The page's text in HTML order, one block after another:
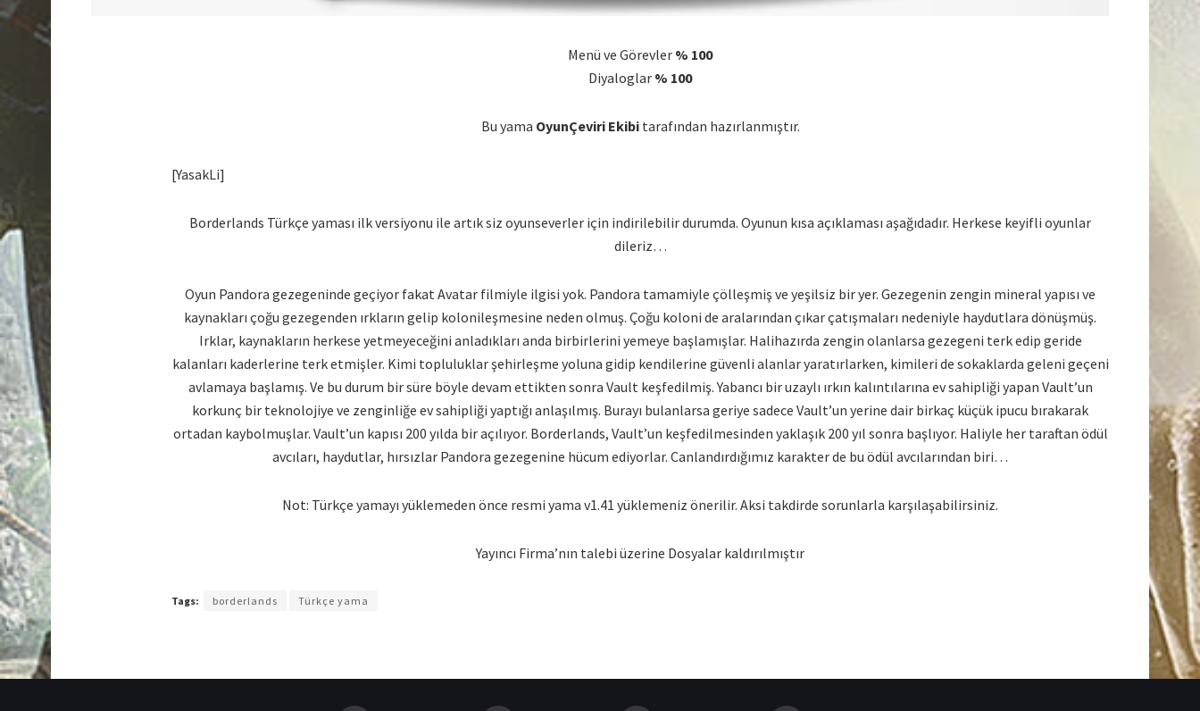
Menü ve Görevler % 100
Diyaloglar % 100
Bu yama OyunÇeviri Ekibi tarafından hazırlanmıştır.
[YasakLi]
Borderlands Türkçe yaması ilk versiyonu ile artık siz oyunseverler için indirilebilir durumda. Oyunun kısa açıklaması aşağıdadır. Herkese keyifli oyunlar
dileriz…
Oyun Pandora gezegeninde geçiyor fakat Avatar filmiyle ilgisi yok. Pandora tamamiyle çölleşmiş ve yeşilsiz bir yer. Gezegenin zengin mineral yapısı ve
kaynakları çoğu gezegenden ırkların gelip kolonileşmesine neden olmuş. Çoğu koloni de aralarından çıkar çatışmaları nedeniyle haydutlara dönüşmüş.
Irklar, kaynakların herkese yetmeyeceğini anladıkları anda birbirlerini yemeye başlamışlar. Halihazırda zengin olanlarsa gezegeni terk edip geride
kalanları kaderlerine terk etmişler. Kimi topluluklar şehirleşme yoluna gidip kendilerine güvenli alanlar yaratırlarken, kimileri de sokaklarda geleni geçeni
avlamaya başlamış. Ve bu durum bir süre böyle devam ettikten sonra Vault keşfedilmiş. Yabancı bir uzaylı ırkın kalıntılarına ev sahipliği yapan Vault’un
korkunç bir teknolojiye ve zenginliğe ev sahipliği yaptığı anlaşılmış. Burayı bulanlarsa geriye sadece Vault’un yerine dair birkaç küçük ipucu bırakarak
ortadan kaybolmuşlar. Vault’un kapısı 200 yılda bir açılıyor. Borderlands, Vault’un keşfedilmesinden yaklaşık 200 yıl sonra başlıyor. Haliyle her taraftan ödül
avcıları, haydutlar, hırsızlar Pandora gezegenine hücum ediyorlar. Canlandırdığımız karakter de bu ödül avcılarından biri…
Not: Türkçe yamayı yüklemeden önce resmi yama v1.41 yüklemeniz önerilir. Aksi takdirde sorunlarla karşılaşabilirsiniz.
Yayıncı Firma’nın talebi üzerine Dosyalar kaldırılmıştır
Tags: borderlands Türkçe yama